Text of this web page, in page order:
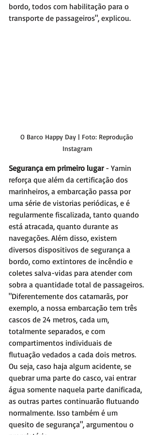
bordo, todos com habilitação para o
transporte de passageiros", explicou.
O Barco Happy Day | Foto: Reprodução
Instagram
Segurança em primeiro lugar - Yamin
reforça que além da certificação dos
marinheiros, a embarcação passa por
uma série de vistorias periódicas, e é
regularmente fiscalizada, tanto quando
está atracada, quanto durante as
navegações. Além disso, existem
diversos dispositivos de segurança a
bordo, como extintores de incêndio e
coletes salva-vidas para atender com
sobra a quantidade total de passageiros.
"Diferentemente dos catamarãs, por
exemplo, a nossa embarcação tem três
cascos de 24 metros, cada um,
totalmente separados, e com
compartimentos individuais de
flutuação vedados a cada dois metros.
Ou seja, caso haja algum acidente, se
quebrar uma parte do casco, vai entrar
água somente naquela parte danificada,
as outras partes continuarão flutuando
normalmente. Isso também é um
quesito de segurança", argumentou o